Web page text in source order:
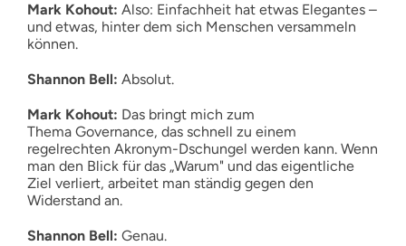
Mark Kohout: Also: Einfachheit hat etwas Elegantes –
und etwas, hinter dem sich Menschen versammeln
können.
Shannon Bell: Absolut.
Mark Kohout: Das bringt mich zum
Thema Governance, das schnell zu einem
regelrechten Akronym-Dschungel werden kann. Wenn
man den Blick für das „Warum" und das eigentliche
Ziel verliert, arbeitet man ständig gegen den
Widerstand an.
Shannon Bell: Genau.